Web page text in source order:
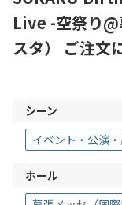
Live -空祭り
スタ） ご注文
シーン
イベント・公演
ホール